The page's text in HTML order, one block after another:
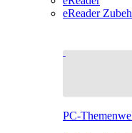
eReader
PC-